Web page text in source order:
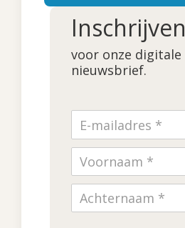
Inschrijven
voor onze digitale
nieuwsbrief.